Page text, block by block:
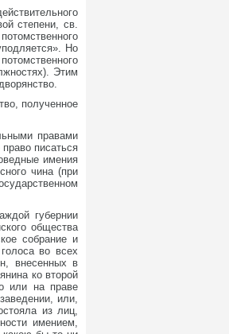
степени, св.
Но
Этим
полученное
правами
писаться
имения
чина (при
губернии
общества
собрание и
во всех
внесенных в
ко второй
или на праве
или,
из лиц,
имением,